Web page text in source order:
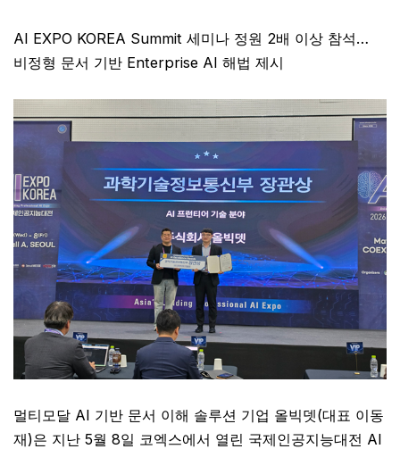
AI EXPO KOREA Summit 세미나 정원 2배 이상 참석…
비정형 문서 기반 Enterprise AI 해법 제시
멀티모달 AI 기반 문서 이해 솔루션 기업 올빅뎃(대표 이동
재)은 지난 5월 8일 코엑스에서 열린 국제인공지능대전 AI